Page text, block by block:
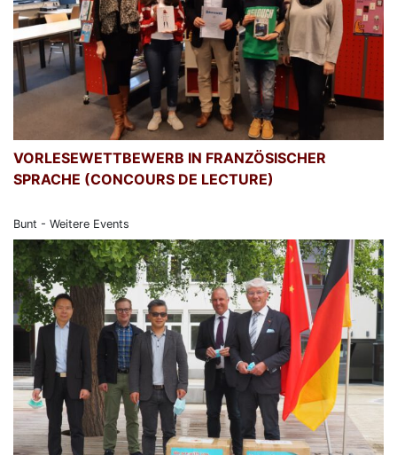
VORLESEWETTBEWERB IN FRANZÖSISCHER
SPRACHE (CONCOURS DE LECTURE)
Bunt - Weitere Events